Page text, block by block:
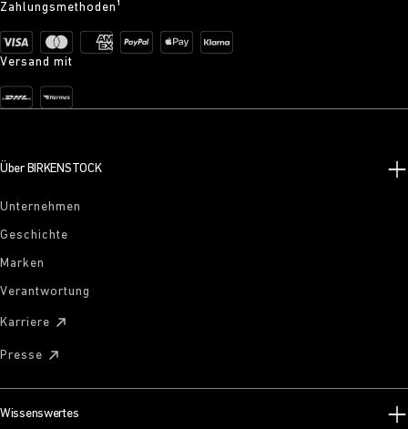
Zahlungsmethoden¹
Versand mit
Über BIRKENSTOCK
Unternehmen
Geschichte
Marken
Verantwortung
Karriere
Presse
Wissenswertes